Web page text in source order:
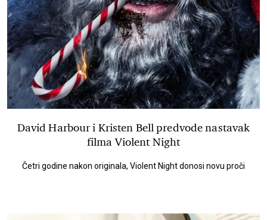
David Harbour i Kristen Bell predvode nastavak
filma Violent Night
Četri godine nakon originala, Violent Night donosi novu proči